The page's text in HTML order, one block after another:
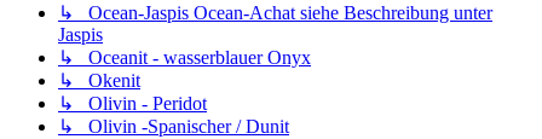
↳ Ocean-Jaspis Ocean-Achat siehe Beschreibung unter
Jaspis
↳ Oceanit - wasserblauer Onyx
↳ Okenit
↳ Olivin - Peridot
↳ Olivin -Spanischer / Dunit